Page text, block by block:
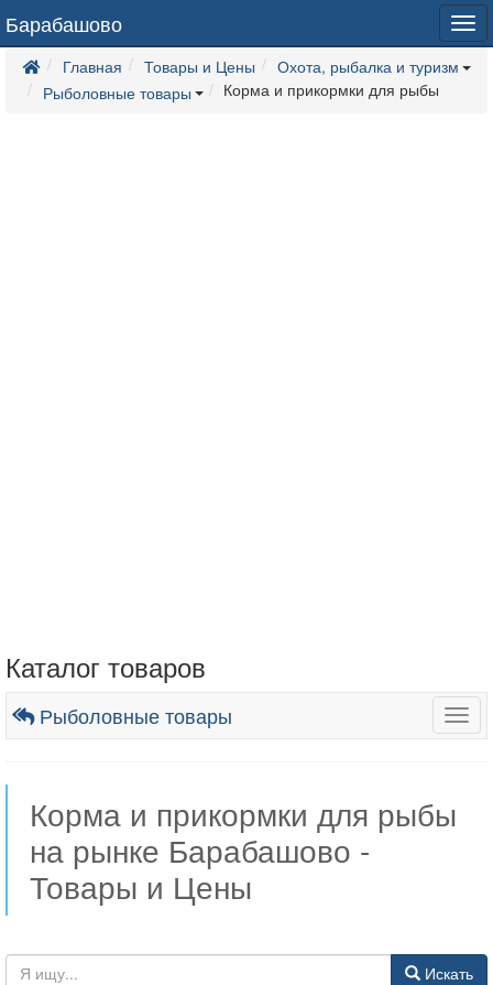
Барабашово
Главная Товары и Цены
Охота, рыбалка и туризм
Рыболовные товары
Корма и прикормки для рыбы
Каталог товаров
Рыболовные товары
Корма и прикормки для рыбы
на рынке Барабашово -
Товары и Цены
Искать